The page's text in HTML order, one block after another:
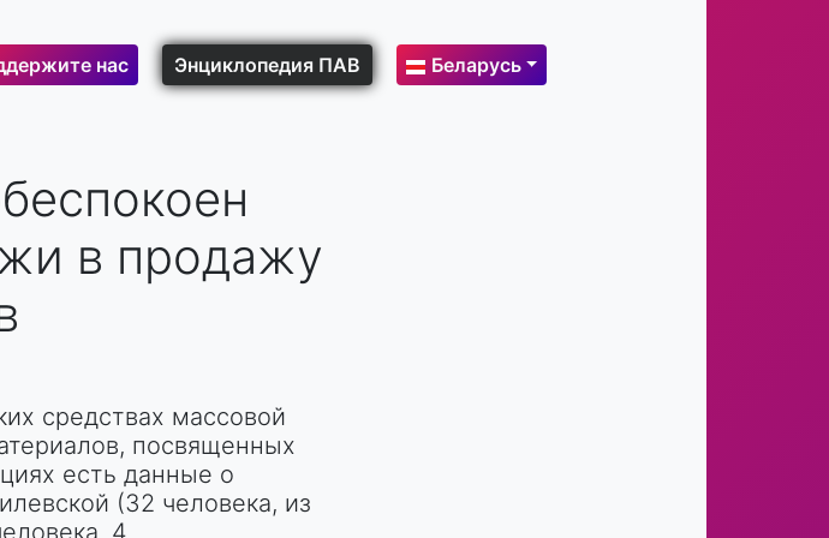
нас Энциклопедия ПАВ Беларусь
в продажу
средствах массовой
посвященных
есть данные о
(32 человека, из
4